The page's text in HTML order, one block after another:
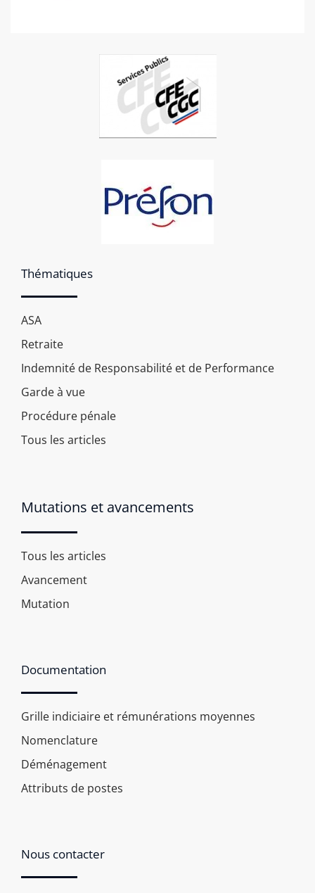
Thématiques
ASA
Retraite
Indemnité de Responsabilité et de Performance
Garde à vue
Procédure pénale
Tous les articles
Mutations et avancements
Tous les articles
Avancement
Mutation
Documentation
Grille indiciaire et rémunérations moyennes
Nomenclature
Déménagement
Attributs de postes
Nous contacter